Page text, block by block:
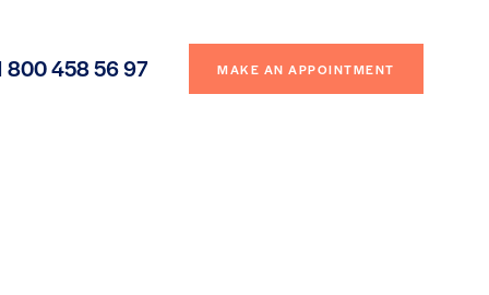
800 458 56 97 MAKE AN APPOINTMENT